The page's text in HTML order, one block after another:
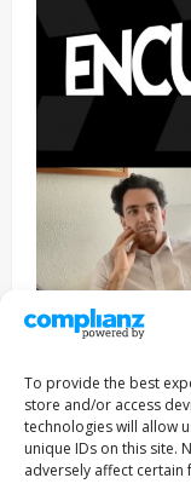
To provide the best
store and/or access
technologies will allow
unique IDs on this site.
adversely affect certain
Entrevista
ENCUENTROS
RIVEROLL
Filmakersmovie